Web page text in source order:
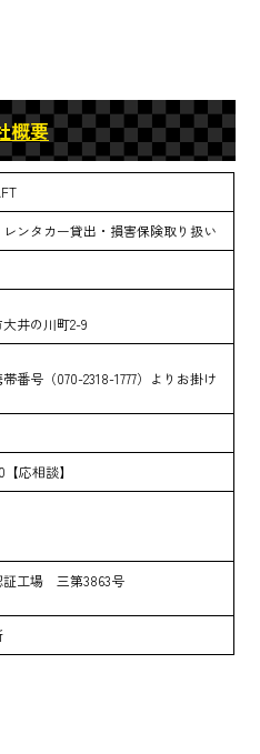
概要
ンタカー貸出・損害保険取り扱い
井の川町2-9
番号（070-2318-1777）よりお掛け
応相談】
証工場 三第3863号